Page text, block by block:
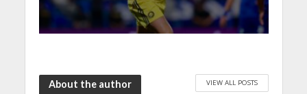
About the author VIEW ALL POSTS